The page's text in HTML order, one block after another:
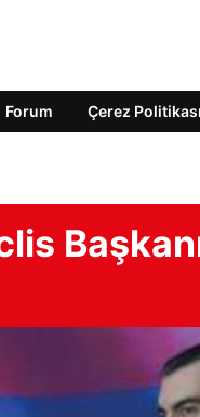
Forum Çerez Politikası